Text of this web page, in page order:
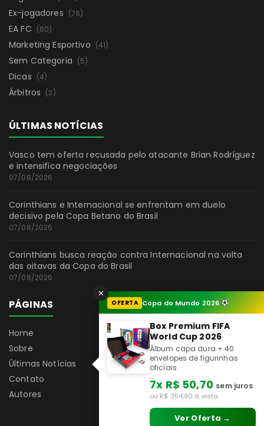
✕
OFERTA Copa do Mundo 2026
Box Premium FIFA
World Cup 2026
Álbum capa dura + 40
envelopes de figurinhas
oficiais.
7x R$ 50,70 sem juros
ou R$ 354,90 à vista
Ver Oferta →
Ex-jogadores (76)
EA FC (60)
Marketing Esportivo (41)
Sem Categoria (5)
Dicas (4)
Árbitros (3)
ÚLTIMAS NOTÍCIAS
Vasco tem oferta recusada pelo atacante Brian Rodríguez
e intensifica negociações
07/08/2026
Corinthians e Internacional se enfrentam em duelo
decisivo pela Copa Betano do Brasil
07/08/2026
Corinthians busca reação contra Internacional na volta
das oitavas da Copa do Brasil
07/08/2026
PÁGINAS
Home
Sobre
Últimas Notícias
Contato
Autores